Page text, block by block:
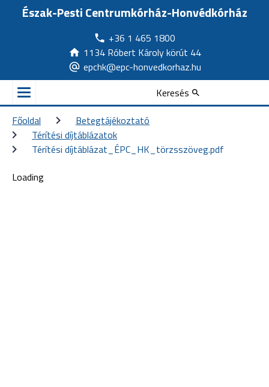
Észak-Pesti Centrumkórház-Honvédkórház
+36 1 465 1800
1134 Róbert Károly körút 44
epchk@epc-honvedkorhaz.hu
Keresés
Főoldal
Betegtájékoztató
Térítési díjtáblázatok
Térítési díjtáblázat_ÉPC_HK_törzsszöveg.pdf
Loading